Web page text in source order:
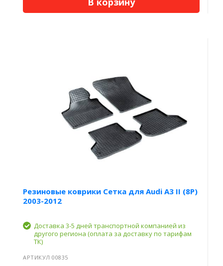
Резиновые коврики Сетка для Audi A3 II (8P)
2003-2012
Доставка 3-5 дней транспортной компанией из
другого региона (оплата за доставку по тарифам
ТК)
АРТИКУЛ 00835